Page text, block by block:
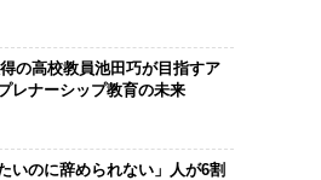
の高校教員池田巧が目指すア
レナーシップ教育の未来
いのに辞められない」人が6割